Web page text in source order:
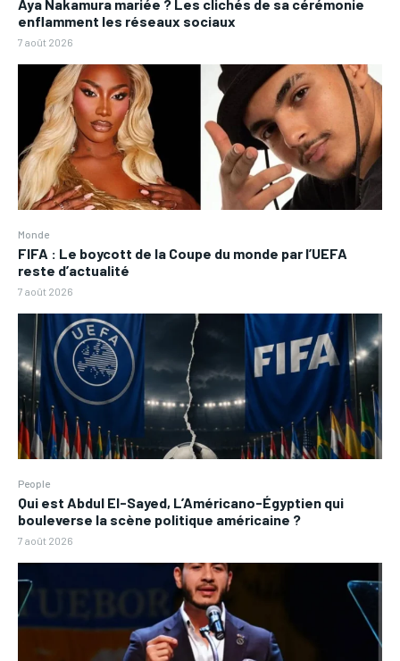
Aya Nakamura mariée ? Les clichés de sa cérémonie
enflamment les réseaux sociaux
7 août 2026
Monde
FIFA : Le boycott de la Coupe du monde par l’UEFA
reste d’actualité
7 août 2026
People
Qui est Abdul El-Sayed, L’Américano-Égyptien qui
bouleverse la scène politique américaine ?
7 août 2026